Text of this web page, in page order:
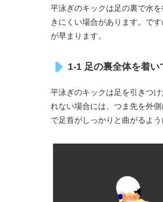
平泳ぎのキックは足の裏で水
きにくい場合があります。で
が早まります。
1-1 足の裏全体を着い
平泳ぎのキックは足を引きつ
れない場合には、つま先を外
で足首がしっかりと曲がるよう